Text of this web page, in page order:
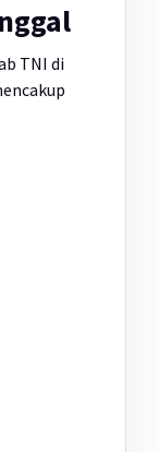
TNI di